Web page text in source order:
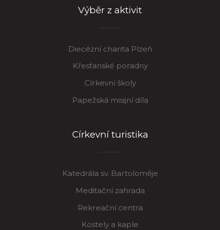
Výběr z aktivit
Diecézní charita Plzeň
Křesťanské poradny
Církevní školy
Papežská misijní díla
Církevní turistika
Katedrála sv. Bartoloměje
Meditační zahrada
Rekreační centra
Kostely a kaple